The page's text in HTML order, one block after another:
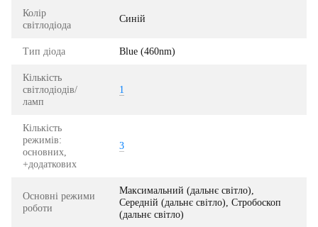
Колір
світлодіода
Синій
Тип діода Blue (460nm)
Кількість
світлодіодів/
ламп
1
Кількість
режимів:
основних,
+додаткових
3
Основні режими
роботи
Максимальний (дальнє світло),
Середній (дальнє світло), Стробоскоп
(дальнє світло)